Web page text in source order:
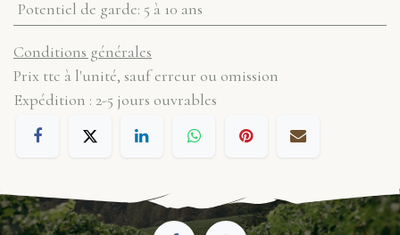
Potentiel de garde: 5 à 10 ans
Conditions générales
Prix ttc à l'unité, sauf erreur ou omission
Expédition : 2-5 jours ouvrables